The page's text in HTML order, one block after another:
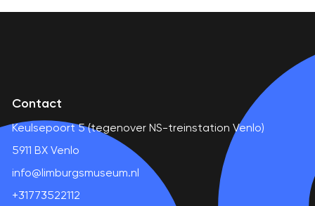
Contact
Keulsepoort 5 (tegenover NS-treinstation Venlo)
5911 BX Venlo
info@limburgsmuseum.nl
+31773522112